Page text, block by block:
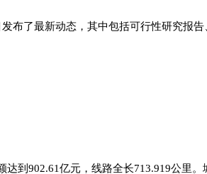
布了最新动态，其中包括可行性研究报
到902.61亿元，线路全长713.919公里